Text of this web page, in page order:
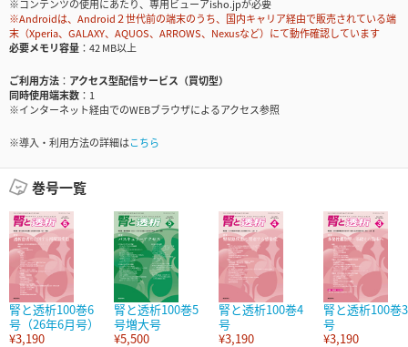
※コンテンツの使用にあたり、専用ビューアisho.jpが必要
※Androidは、Android２世代前の端末のうち、国内キャリア経由で販売されている端
末（Xperia、GALAXY、AQUOS、ARROWS、Nexusなど）にて動作確認しています
必要メモリ容量
42 MB以上
ご利用方法
アクセス型配信サービス（買切型）
同時使用端末数
1
※インターネット経由でのWEBブラウザによるアクセス参照
※導入・利用方法の詳細はこちら
巻号一覧
腎と透析100巻6
号（26年6月号）
¥3,190
腎と透析100巻5
号増大号
¥5,500
腎と透析100巻4
号
¥3,190
腎と透析100巻3
号
¥3,190